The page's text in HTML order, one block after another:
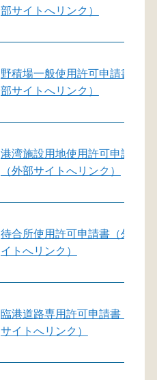
部サイトへリンク）
野積場一般使用許可申請書（外
部サイトへリンク）
港湾施設用地使用許可申請書
（外部サイトへリンク）
待合所使用許可申請書（外部サ
イトへリンク）
臨港道路専用許可申請書（外部
サイトへリンク）